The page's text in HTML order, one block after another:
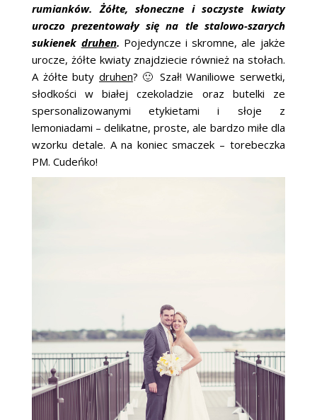
rumianków. Żółte, słoneczne i soczyste kwiaty
uroczo prezentowały się na tle stalowo-szarych
sukienek druhen. Pojedyncze i skromne, ale jakże
urocze, żółte kwiaty znajdziecie również na stołach.
A żółte buty druhen? 🙂 Szał! Waniliowe serwetki,
słodkości w białej czekoladzie oraz butelki ze
spersonalizowanymi etykietami i słoje z
lemoniadami – delikatne, proste, ale bardzo miłe dla
wzorku detale. A na koniec smaczek – torebeczka
PM. Cudeńko!